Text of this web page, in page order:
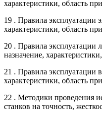
характеристики, область
19 . Правила эксплуатации
характеристики, область
20 . Правила эксплуатации
назначение,
21 . Правила эксплуатации
характеристики, область
22 . Методики проведения
станков на точность,